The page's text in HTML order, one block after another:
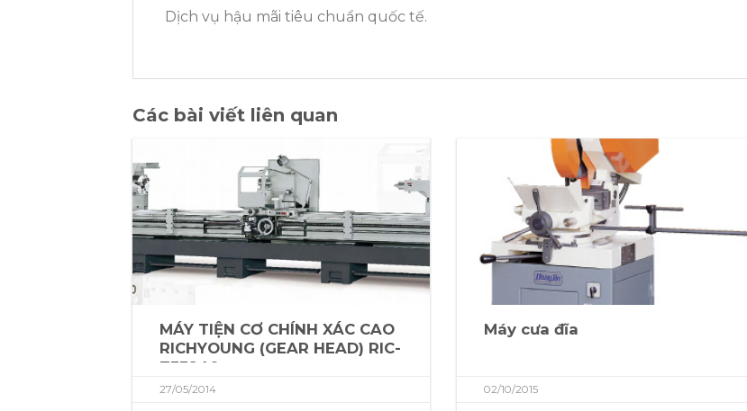
Dịch vụ hậu mãi tiêu chuẩn quốc tế.
Các bài viết liên quan
MÁY TIỆN CƠ CHÍNH XÁC CAO
RICHYOUNG (GEAR HEAD) RIC-
T33240
27/05/2014
Máy cưa đĩa
02/10/2015